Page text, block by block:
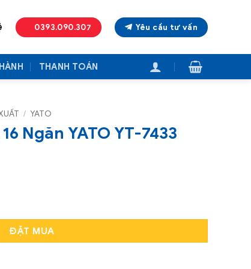
0393.090.307 Yêu cầu tư vấn
THANH TOÁN
/ YATO
Ngăn YATO YT-7433
7433 (16inch) số lượng
ĐẶT MUA